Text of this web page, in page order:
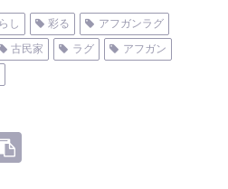
し 彩る
アフガンラグ
古民家 ラグ
アフガン